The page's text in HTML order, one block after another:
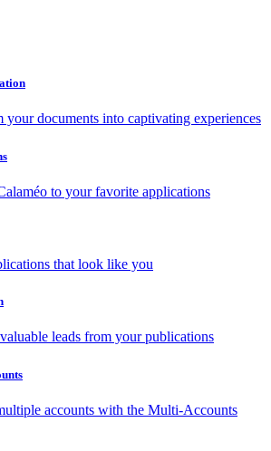
your documents into captivating experiences
to your favorite applications
that look like you
leads from your publications
accounts with the Multi-Accounts